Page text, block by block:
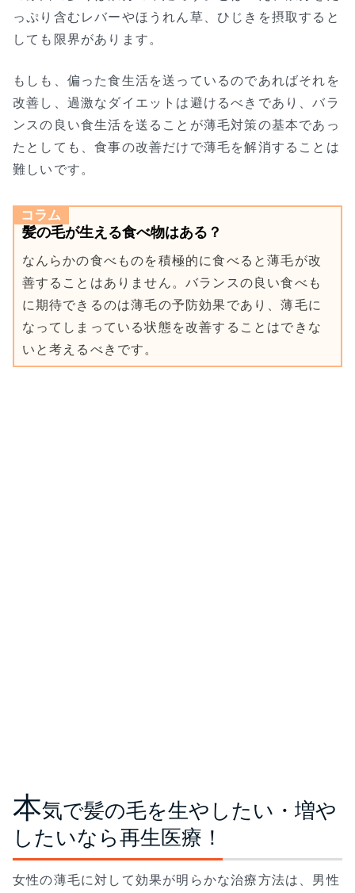
っぷり含むレバーやほうれん草、ひじきを摂取すると
しても限界があります。
もしも、偏った食生活を送っているのであればそれを
改善し、過激なダイエットは避けるべきであり、バラ
ンスの良い食生活を送ることが薄毛対策の基本であっ
たとしても、食事の改善だけで薄毛を解消することは
難しいです。
コラム
髪の毛が生える食べ物はある？
なんらかの食べものを積極的に食べると薄毛が改
善することはありません。バランスの良い食べも
に期待できるのは薄毛の予防効果であり、薄毛に
なってしまっている状態を改善することはできな
いと考えるべきです。
本気で髪の毛を生やしたい・増や
したいなら再生医療！
女性の薄毛に対して効果が明らかな治療方法は、男性